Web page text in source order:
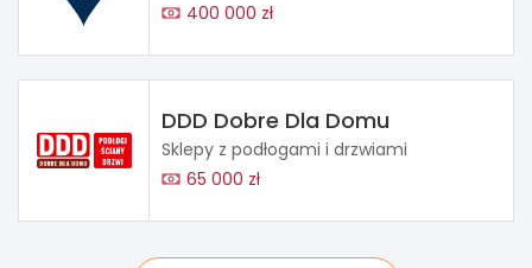
400 000 zł
DDD Dobre Dla Domu
Sklepy z podłogami i drzwiami
65 000 zł